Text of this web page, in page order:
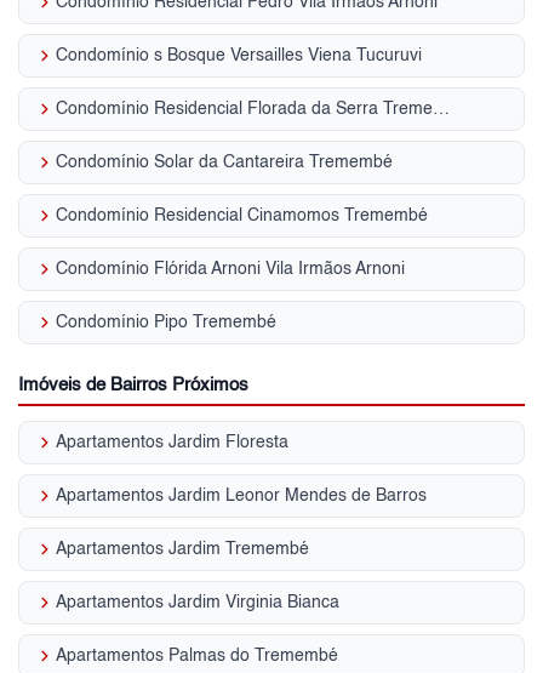
keyboard_arrow_right Condomínio s Bosque Versailles Viena Tucuruvi
keyboard_arrow_right Condomínio Residencial Florada da Serra Tremembé
keyboard_arrow_right Condomínio Solar da Cantareira Tremembé
keyboard_arrow_right Condomínio Residencial Cinamomos Tremembé
keyboard_arrow_right Condomínio Flórida Arnoni Vila Irmãos Arnoni
keyboard_arrow_right Condomínio Pipo Tremembé
Imóveis de Bairros Próximos
keyboard_arrow_right Apartamentos Jardim Floresta
keyboard_arrow_right Apartamentos Jardim Leonor Mendes de Barros
keyboard_arrow_right Apartamentos Jardim Tremembé
keyboard_arrow_right Apartamentos Jardim Virginia Bianca
keyboard_arrow_right Apartamentos Palmas do Tremembé